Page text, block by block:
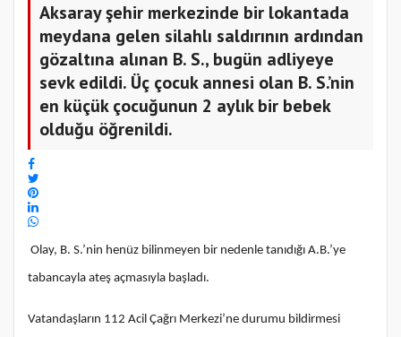
Aksaray şehir merkezinde bir lokantada
meydana gelen silahlı saldırının ardından
gözaltına alınan B. S., bugün adliyeye
sevk edildi. Üç çocuk annesi olan B. S.’nin
en küçük çocuğunun 2 aylık bir bebek
olduğu öğrenildi.
Olay, B. S.’nin henüz bilinmeyen bir nedenle tanıdığı A.B.’ye
tabancayla ateş açmasıyla başladı.
Vatandaşların 112 Acil Çağrı Merkezi’ne durumu bildirmesi